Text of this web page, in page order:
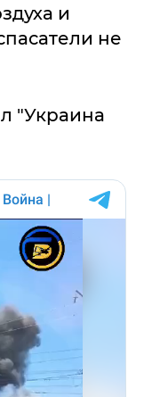
и
не
"Украина